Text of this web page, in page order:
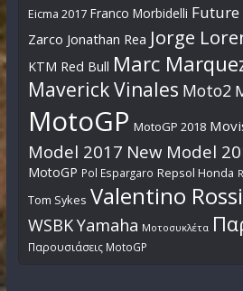
Eicma 2017 Franco Morbidelli Future
Zarco Jonathan Rea Jorge
KTM Red Bull Marc
Maverick Vinales Moto2
MotoGP MotoGP 2018
Model 2017 New Model
MotoGP Pol Espargaro Repsol Honda
Tom Sykes Valentino Rossi
WSBKYamaha Μοτοσυκλέτα
Παρουσιάσεις MotoGP